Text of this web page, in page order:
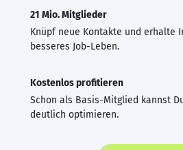
21 Mio. Mitglieder
Knüpf neue Kontakte und erhalte
besseres Job-Leben.
Kostenlos profitieren
Schon als Basis-Mitglied kannst
deutlich optimieren.